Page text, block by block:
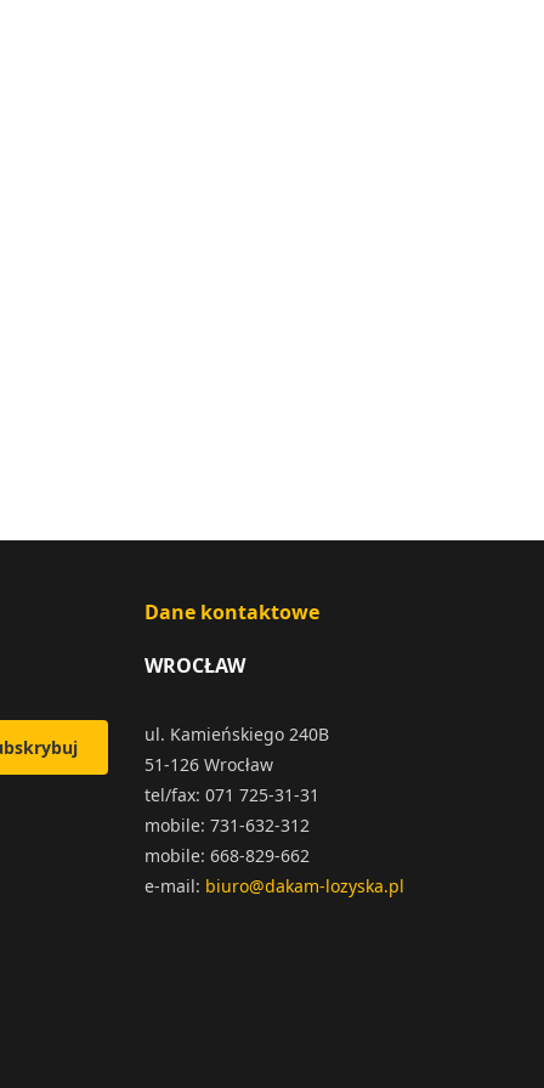
Dane kontaktowe
WROCŁAW
ul. Kamieńskiego 240B
51-126 Wrocław
tel/fax: 071 725-31-31
mobile: 731-632-312
mobile: 668-829-662
e-mail: biuro@dakam-lozyska.pl